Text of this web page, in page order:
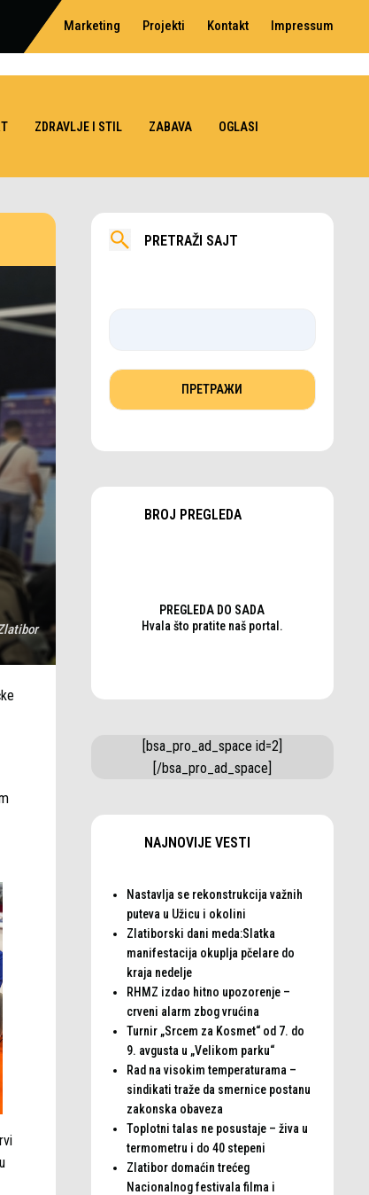
Marketing Projekti Kontakt Impressum
ZDRAVLJE I STIL ZABAVA OGLASI
PRETRAŽI SAJT
BROJ PREGLEDA
PREGLEDA DO SADA
Hvala što pratite naš portal.
[bsa_pro_ad_space id=2]
[/bsa_pro_ad_space]
NAJNOVIJE VESTI
Nastavlja se rekonstrukcija važnih
puteva u Užicu i okolini
Zlatiborski dani meda:Slatka
manifestacija okuplja pčelare do
kraja nedelje
RHMZ izdao hitno upozorenje –
crveni alarm zbog vrućina
Turnir „Srcem za Kosmet“ od 7. do
9. avgusta u „Velikom parku“
Rad na visokim temperaturama –
sindikati traže da smernice postanu
zakonska obaveza
Toplotni talas ne posustaje – živa u
termometru i do 40 stepeni
Zlatibor domaćin trećeg
Nacionalnog festivala filma i